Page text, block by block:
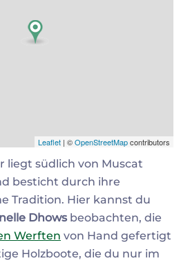
Leaflet | ©OpenStreetMapcontributors
liegt südlich von Muscat
besticht durch ihre
Tradition. Hier kannst du
Dhowsbeobachten, die
Werften von Hand gefertigt
Holzboote, die du nur im